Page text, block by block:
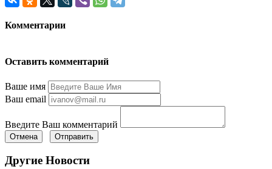
Комментарии
Оставить комментарий
Ваше имя
Ваш email
Введите Ваш комментарий
Отмена Отправить
Другие Новости